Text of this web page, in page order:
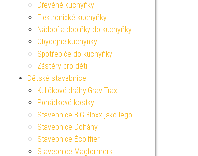
Dřevěné kuchyňky
Elektronické kuchyňky
Nádobí a doplňky do kuchyňky
Obyčejné kuchyňky
Spotřebiče do kuchyňky
Zástěry pro děti
Dětské stavebnice
Kuličkové dráhy GraviTrax
Pohádkové kostky
Stavebnice BIG-Bloxx jako lego
Stavebnice Dohány
Stavebnice Écoiffier
Stavebnice Magformers